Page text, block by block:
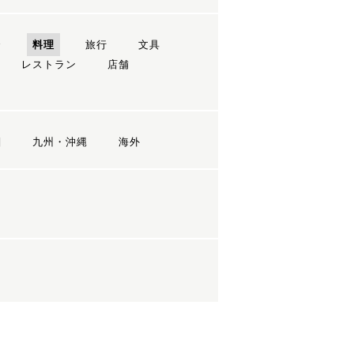
料理 旅行
文具
レストラン
店舗
九州・沖縄 海外